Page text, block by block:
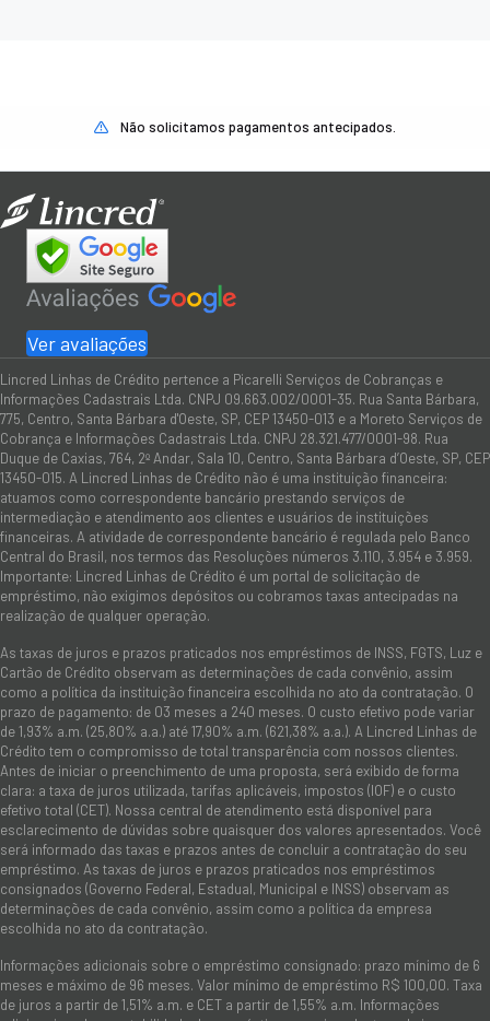
Não solicitamos pagamentos antecipados.
Ver avaliações
Lincred Linhas de Crédito pertence a Picarelli Serviços de Cobranças e
Informações Cadastrais Ltda. CNPJ 09.663.002/0001-35. Rua Santa Bárbara,
775, Centro, Santa Bárbara d'Oeste, SP, CEP 13450-013 e a Moreto Serviços de
Cobrança e Informações Cadastrais Ltda. CNPJ 28.321.477/0001-98. Rua
Duque de Caxias, 764, 2º Andar, Sala 10, Centro, Santa Bárbara d’Oeste, SP, CEP
13450-015. A Lincred Linhas de Crédito não é uma instituição financeira:
atuamos como correspondente bancário prestando serviços de
intermediação e atendimento aos clientes e usuários de instituições
financeiras. A atividade de correspondente bancário é regulada pelo Banco
Central do Brasil, nos termos das Resoluções números 3.110, 3.954 e 3.959.
Importante: Lincred Linhas de Crédito é um portal de solicitação de
empréstimo, não exigimos depósitos ou cobramos taxas antecipadas na
realização de qualquer operação.
As taxas de juros e prazos praticados nos empréstimos de INSS, FGTS, Luz e
Cartão de Crédito observam as determinações de cada convênio, assim
como a política da instituição financeira escolhida no ato da contratação. O
prazo de pagamento: de 03 meses a 240 meses. O custo efetivo pode variar
de 1,93% a.m. (25,80% a.a.) até 17,90% a.m. (621,38% a.a.). A Lincred Linhas de
Crédito tem o compromisso de total transparência com nossos clientes.
Antes de iniciar o preenchimento de uma proposta, será exibido de forma
clara: a taxa de juros utilizada, tarifas aplicáveis, impostos (IOF) e o custo
efetivo total (CET). Nossa central de atendimento está disponível para
esclarecimento de dúvidas sobre quaisquer dos valores apresentados. Você
será informado das taxas e prazos antes de concluir a contratação do seu
empréstimo. As taxas de juros e prazos praticados nos empréstimos
consignados (Governo Federal, Estadual, Municipal e INSS) observam as
determinações de cada convênio, assim como a política da empresa
escolhida no ato da contratação.
Informações adicionais sobre o empréstimo consignado: prazo mínimo de 6
meses e máximo de 96 meses. Valor mínimo de empréstimo R$ 100,00. Taxa
de juros a partir de 1,51% a.m. e CET a partir de 1,55% a.m. Informações